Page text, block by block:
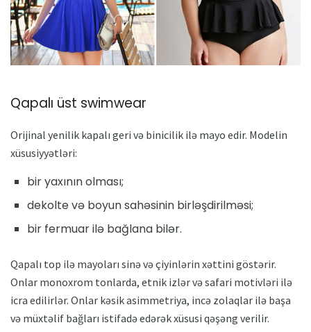
Qapalı üst swimwear
Orijinal yenilik kapalı geri və binicilik ilə mayo edir. Modelin
xüsusiyyətləri:
bir yaxının olması;
dekolte və boyun sahəsinin birləşdirilməsi;
bir fermuar ilə bağlana bilər.
Qapalı top ilə mayoları sinə və çiyinlərin xəttini göstərir.
Onlar monoxrom tonlarda, etnik izlər və safari motivləri ilə
icra edilirlər. Onlar kəsik asimmetriya, incə zolaqlar ilə başa
və müxtəlif bağları istifadə edərək xüsusi qəşəng verilir.